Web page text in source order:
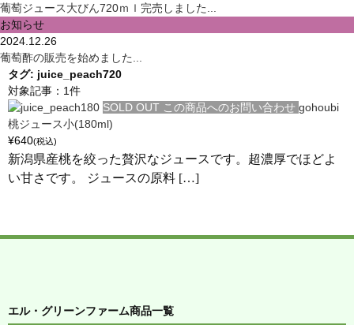
葡萄ジュース大びん720ｍｌ完売しました...
お知らせ
2024.12.26
葡萄酢の販売を始めました...
タグ: juice_peach720
対象記事：1件
SOLD OUT この商品へのお問い合わせ gohoubi
桃ジュース小(180ml)
¥640(税込)
新潟県産桃を絞った贅沢なジュースです。超濃厚でほどよ
い甘さです。 ジュースの原料 […]
エル・グリーンファーム商品一覧